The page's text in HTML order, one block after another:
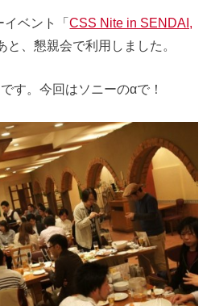
イベント「CSS Nite in SENDAI,
と、懇親会で利用しました。
す。今回はソニーのαで！